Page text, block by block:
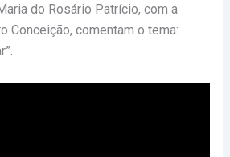
do Rosário Patrício, com a
Conceição, comentam o tema: